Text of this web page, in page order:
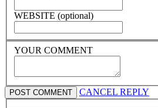
WEBSITE (optional)
YOUR COMMENT
CANCEL REPLY